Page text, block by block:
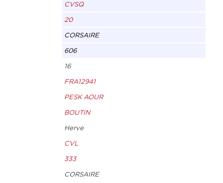
CVSQ
20
CORSAIRE
606
16
FRA12941
PESK AOUR
BOUTIN
Herve
CVL
333
CORSAIRE